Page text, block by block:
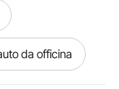
da officina